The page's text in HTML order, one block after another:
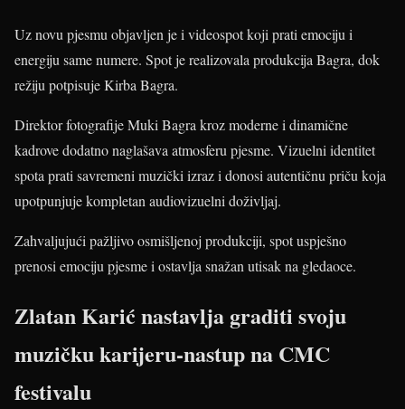
Uz novu pjesmu objavljen je i videospot koji prati emociju i
energiju same numere. Spot je realizovala produkcija Bagra, dok
režiju potpisuje Kirba Bagra.
Direktor fotografije Muki Bagra kroz moderne i dinamične
kadrove dodatno naglašava atmosferu pjesme. Vizuelni identitet
spota prati savremeni muzički izraz i donosi autentičnu priču koja
upotpunjuje kompletan audiovizuelni doživljaj.
Zahvaljujući pažljivo osmišljenoj produkciji, spot uspješno
prenosi emociju pjesme i ostavlja snažan utisak na gledaoce.
Zlatan Karić nastavlja graditi svoju
muzičku karijeru-nastup na CMC
festivalu